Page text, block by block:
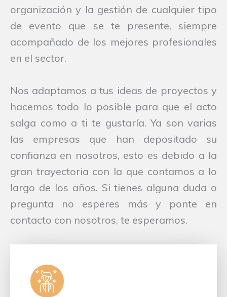
organización y la gestión de cualquier tipo
de evento que se te presente, siempre
acompañado de los mejores profesionales
en el sector.
Nos adaptamos a tus ideas de proyectos y
hacemos todo lo posible para que el acto
salga como a ti te gustaría. Ya son varias
las empresas que han depositado su
confianza en nosotros, esto es debido a la
gran trayectoria con la que contamos a lo
largo de los años. Si tienes alguna duda o
pregunta no esperes más y ponte en
contacto con nosotros, te esperamos.